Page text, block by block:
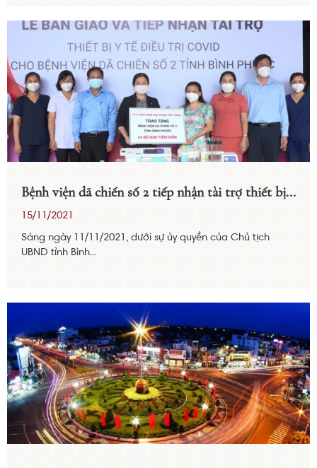
Bệnh viện dã chiến số 2 tiếp nhận tài trợ thiết bị...
15/11/2021
Sáng ngày 11/11/2021, dưới sự ủy quyền của Chủ tịch
UBND tỉnh Bình...